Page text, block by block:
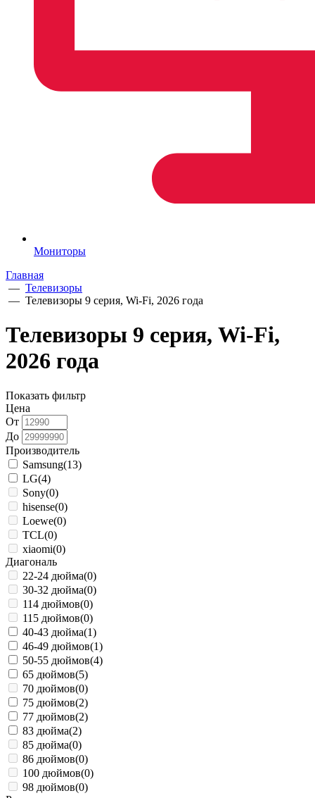
Мониторы
Главная
— Телевизоры
— Телевизоры 9 серия, Wi-Fi, 2026 года
Телевизоры 9 серия, Wi-Fi,
2026 года
Показать фильтр
Цена
От
До
Производитель
Samsung(13)
LG(4)
Sony(0)
hisense(0)
Loewe(0)
TCL(0)
xiaomi(0)
Диагональ
22-24 дюйма(0)
30-32 дюйма(0)
114 дюймов(0)
115 дюймов(0)
40-43 дюйма(1)
46-49 дюймов(1)
50-55 дюймов(4)
65 дюймов(5)
70 дюймов(0)
75 дюймов(2)
77 дюймов(2)
83 дюйма(2)
85 дюйма(0)
86 дюймов(0)
100 дюймов(0)
98 дюймов(0)